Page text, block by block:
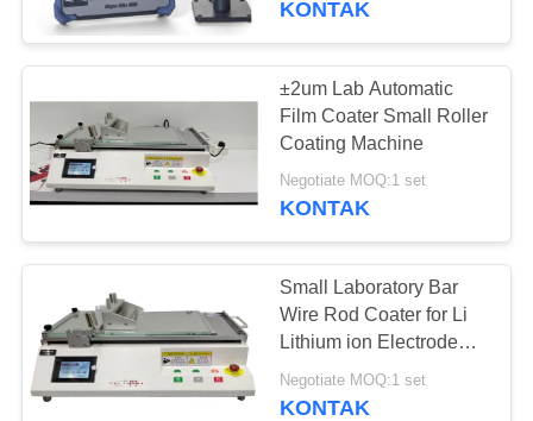
Kelembaban uji
suhu kamar
28
Thermal Shock Test
Chamber
KONTAK
±2um Lab Automatic
Film Coater Small Roller
Coating Machine
Negotiate MOQ:1 set
KONTAK
Small Laboratory Bar
Wire Rod Coater for Li
Lithium ion Electrode
Thin Film Coating
Negotiate MOQ:1 set
KONTAK